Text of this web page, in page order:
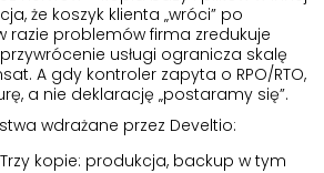
że koszyk klienta „wróci” po
razie problemów firma zredukuje
usługi ogranicza skalę
A gdy kontroler zapyta o RPO/RTO,
a nie deklarację „postaramy się”.
wdrażane przez Develtio:
kopie: produkcja, backup w tym